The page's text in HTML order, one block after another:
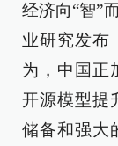
经济向“智”
业研究发布
为，中国正
开源模型提
储备和强大